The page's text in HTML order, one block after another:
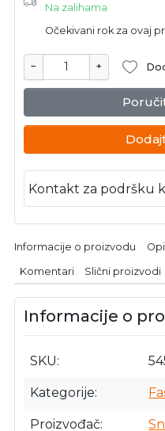
Na zalihama
Očekivani rok za ovaj
− +
Kontakt za podršku
Informacije o proizvodu
Komentari Slični proizvodi
Informacije o
SKU
Kategorije
Proizvođač